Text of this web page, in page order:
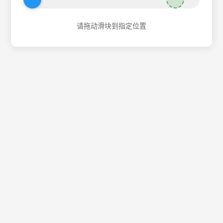
请拖动滑块到指定位置